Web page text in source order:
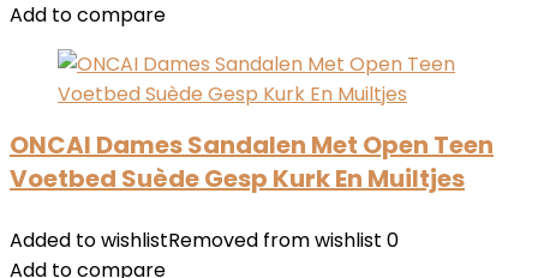
Add to compare
ONCAI Dames Sandalen Met Open Teen
Voetbed Suède Gesp Kurk En Muiltjes
Added to wishlistRemoved from wishlist 0
Add to compare